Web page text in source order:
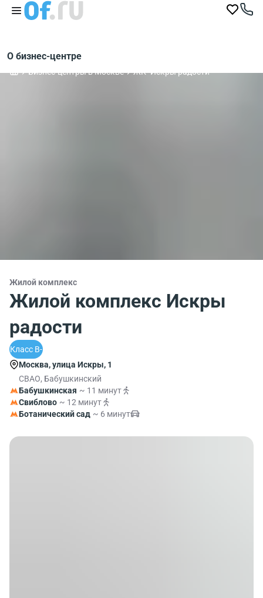
О бизнес-центре
Бизнес-центры в Москве ЖК "Искры радости"
Жилой комплекс
Жилой комплекс Искры
радости
Класс B-
Москва, улица Искры, 1
СВАО, Бабушкинский
Бабушкинская ~ 11 минут
Свиблово ~ 12 минут
Ботанический сад ~ 6 минут